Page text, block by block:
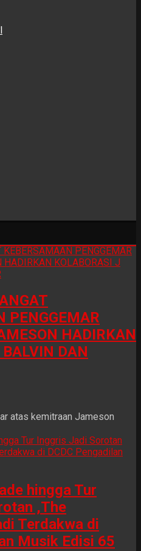
PENGGEMAR
HADIRKAN
DAN
atas kemitraan Jameson
hingga Tur
,The
Terdakwa di
Musik Edisi 65